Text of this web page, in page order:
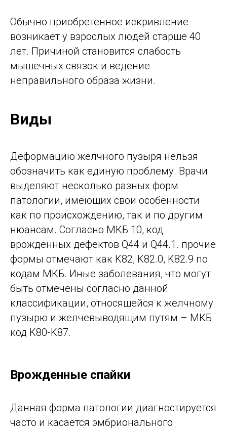
Обычно приобретенное искривление
возникает у взрослых людей старше 40
лет. Причиной становится слабость
мышечных связок и ведение
неправильного образа жизни.
Виды
Деформацию желчного пузыря нельзя
обозначить как единую проблему. Врачи
выделяют несколько разных форм
патологии, имеющих свои особенности
как по происхождению, так и по другим
нюансам. Согласно МКБ 10, код
врожденных дефектов Q44 и Q44.1. прочие
формы отмечают как K82, K82.0, K82.9 по
кодам МКБ. Иные заболевания, что могут
быть отмечены согласно данной
классификации, относящейся к желчному
пузырю и желчевыводящим путям – МКБ
код K80-K87.
Врожденные спайки
Данная форма патологии диагностируется
часто и касается эмбрионального